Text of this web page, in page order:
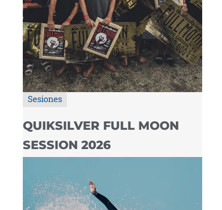
Sesiones
QUIKSILVER FULL MOON
SESSION 2026